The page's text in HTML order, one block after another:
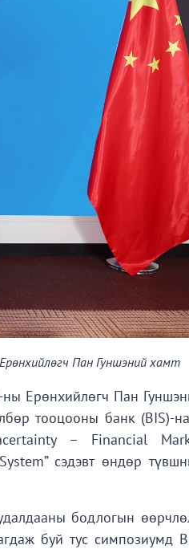
Пан Гуншэний хамт
Ерөнхийлөгч Пан
тооцооны банк (BIS)-
– Financial
сэдэвт өндөр
бодлогын
буй тус симпозиумд